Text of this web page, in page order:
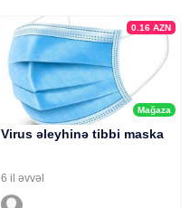
Mağaza
0.16 AZN
Virus əleyhinə tibbi maska
6 il əvvəl